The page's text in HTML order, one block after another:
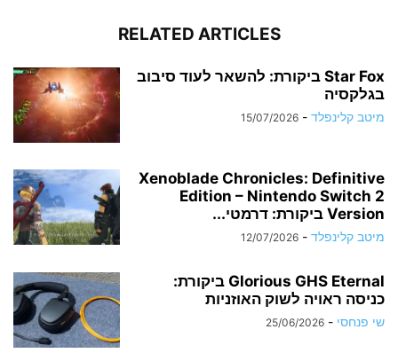
RELATED ARTICLES
Star Fox ביקורת: להשאר לעוד סיבוב
בגלקסיה
מיטב קלינפלד -
15/07/2026
Xenoblade Chronicles: Definitive
Edition – Nintendo Switch 2
Version ביקורת: דרמטי...
מיטב קלינפלד -
12/07/2026
Glorious GHS Eternal ביקורת:
כניסה ראויה לשוק האוזניות
שי פנחסי -
25/06/2026